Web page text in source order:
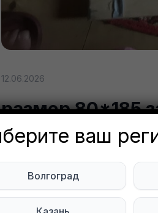
12.06.2026
размер 80*185
Пишите в личку
Lyubov Kirillova
Нижний Новгород
ваш
Волгоград